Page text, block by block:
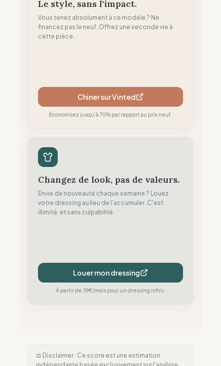
Le style, sans l'impact.
Vous tenez absolument à ce modèle ? Ne
financez pas le neuf. Offrez une seconde vie à
cette pièce.
Chiner sur Vinted
Économisez jusqu'à 70% par rapport au prix neuf.
Changez de look, pas de valeurs.
Envie de nouveauté chaque semaine ? Louez
votre dressing au lieu de l'accumuler. C'est
illimité, et sans culpabilité.
Louer mon dressing
À partir de 39€/mois pour un dressing infini.
⚖️ Disclaimer : Ce score est une estimation